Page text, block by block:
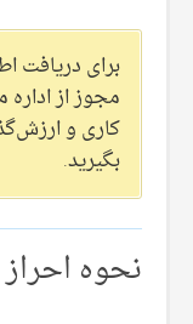
برای دریافت
مجوز از
کاری و
بگیرید.
نحوه